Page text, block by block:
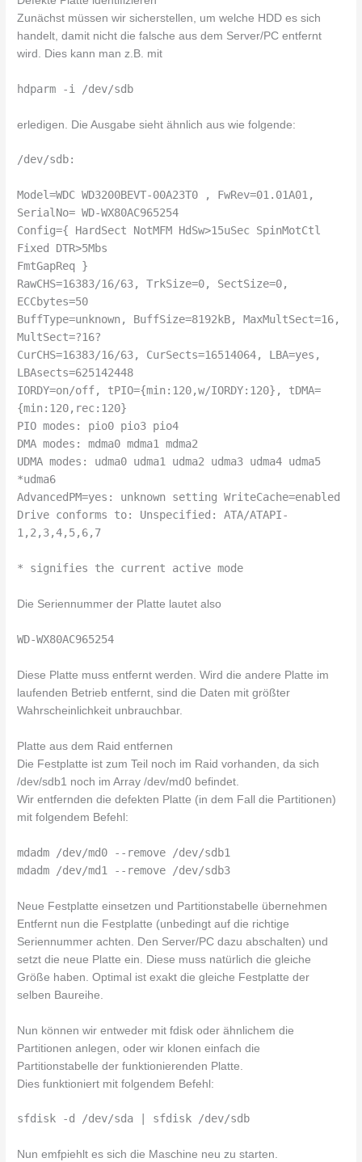
Zunächst müssen wir sicherstellen, um welche HDD es sich
handelt, damit nicht die falsche aus dem Server/PC entfernt
wird. Dies kann man z.B. mit
hdparm -i /dev/sdb
erledigen. Die Ausgabe sieht ähnlich aus wie folgende:
/dev/sdb:
Model=WDC WD3200BEVT-00A23T0 , FwRev=01.01A01,
SerialNo= WD-WX80AC965254
Config={ HardSect NotMFM HdSw>15uSec SpinMotCtl
Fixed DTR>5Mbs
FmtGapReq }
RawCHS=16383/16/63, TrkSize=0, SectSize=0,
ECCbytes=50
BuffType=unknown, BuffSize=8192kB, MaxMultSect=16,
MultSect=?16?
CurCHS=16383/16/63, CurSects=16514064, LBA=yes,
LBAsects=625142448
IORDY=on/off, tPIO={min:120,w/IORDY:120}, tDMA=
{min:120,rec:120}
PIO modes: pio0 pio3 pio4
DMA modes: mdma0 mdma1 mdma2
UDMA modes: udma0 udma1 udma2 udma3 udma4 udma5
*udma6
AdvancedPM=yes: unknown setting WriteCache=enabled
Drive conforms to: Unspecified: ATA/ATAPI-
1,2,3,4,5,6,7
* signifies the current active mode
Die Seriennummer der Platte lautet also
WD-WX80AC965254
Diese Platte muss entfernt werden. Wird die andere Platte im
laufenden Betrieb entfernt, sind die Daten mit größter
Wahrscheinlichkeit unbrauchbar.
Platte aus dem Raid entfernen
Die Festplatte ist zum Teil noch im Raid vorhanden, da sich
/dev/sdb1 noch im Array /dev/md0 befindet.
Wir entfernden die defekten Platte (in dem Fall die Partitionen)
mit folgendem Befehl:
mdadm /dev/md0 --remove /dev/sdb1
mdadm /dev/md1 --remove /dev/sdb3
Neue Festplatte einsetzen und Partitionstabelle übernehmen
Entfernt nun die Festplatte (unbedingt auf die richtige
Seriennummer achten. Den Server/PC dazu abschalten) und
setzt die neue Platte ein. Diese muss natürlich die gleiche
Größe haben. Optimal ist exakt die gleiche Festplatte der
selben Baureihe.
Nun können wir entweder mit fdisk oder ähnlichem die
Partitionen anlegen, oder wir klonen einfach die
Partitionstabelle der funktionierenden Platte.
Dies funktioniert mit folgendem Befehl:
sfdisk -d /dev/sda | sfdisk /dev/sdb
Nun emfpiehlt es sich die Maschine neu zu starten.